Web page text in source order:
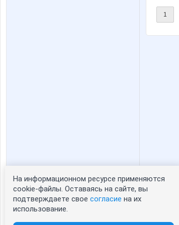
Статистика портрета:
сейчас просматривают портрет - 0
зарегистрированные пользователи
1
На информационном ресурсе применяются
cookie-файлы. Оставаясь на сайте, вы
подтверждаете свое согласие на их
использование.